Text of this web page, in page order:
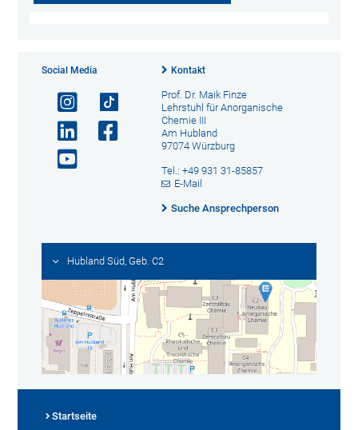
Social Media Kontakt
Prof. Dr. Maik Finze
Lehrstuhl für Anorganische
Chemie III
Am Hubland
97074 Würzburg
Tel.: +49 931 31-85857
E-Mail
Suche Ansprechperson
Hubland Süd, Geb. C2
Startseite